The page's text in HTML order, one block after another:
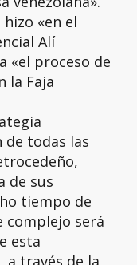
«en el
Alí
«el proceso de
la Faja
todas las
de sus
tiempo de
complejo será
esta
través de la